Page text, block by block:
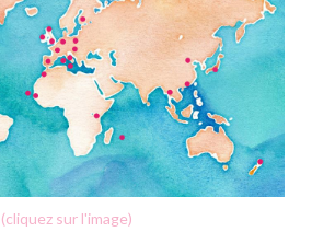
(cliquez sur l'image)